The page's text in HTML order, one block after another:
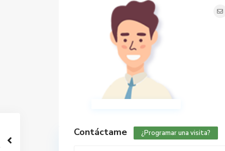
Contáctame ¿Programar una visita?